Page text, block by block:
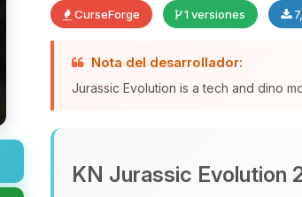
CurseForge 1 versiones
Nota del desarrollador:
Jurassic Evolution is a tech and dino
KN Jurassic Evolution